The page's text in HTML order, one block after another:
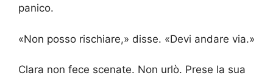
panico.
«Non posso rischiare,» disse. «Devi andare via.»
Clara non fece scenate. Non urlò. Prese la sua